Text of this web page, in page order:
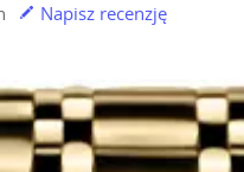
Napisz recenzję